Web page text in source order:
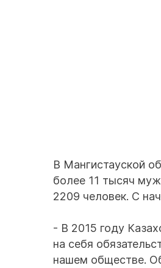
В Мангистауской
более 11 тысяч
2209 человек. С
- В 2015 году
на себя
нашем обществе.